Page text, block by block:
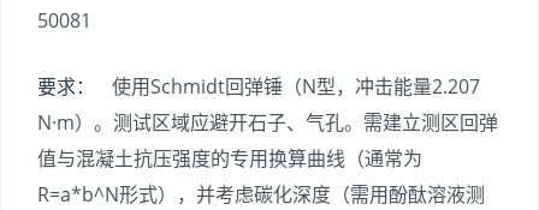
50081
要求：
使用Schmidt回弹锤（N型，冲击能量2.207
N·m）。测试区域应避开石子、气孔。需建立测区回弹
值与混凝土抗压强度的专用换算曲线（通常为
R=a*b^N形式），并考虑碳化深度（需用酚酞溶液测